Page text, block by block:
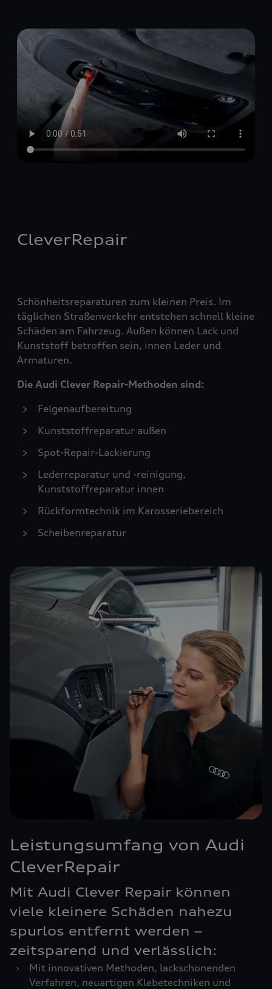
CleverRepair
Schönheitsreparaturen zum kleinen Preis. Im
täglichen Straßenverkehr entstehen schnell kleine
Schäden am Fahrzeug. Außen können Lack und
Kunststoff betroffen sein, innen Leder und
Armaturen.
Die Audi Clever Repair-Methoden sind:
Felgenaufbereitung
Kunststoffreparatur außen
Spot-Repair-Lackierung
Lederreparatur und -reinigung,
Kunststoffreparatur innen
Rückformtechnik im Karosseriebereich
Scheibenreparatur
Leistungsumfang von Audi
CleverRepair
Mit Audi Clever Repair können
viele kleinere Schäden nahezu
spurlos entfernt werden –
zeitsparend und verlässlich:
›
Mit innovativen Methoden, lackschonenden
Verfahren, neuartigen Klebetechniken und